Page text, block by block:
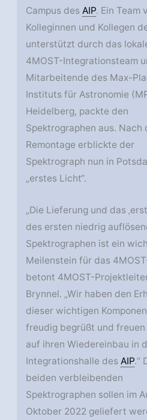
Campus desAIP. Ein Team
Kolleginnen und Kollegen
unterstützt durch das
4MOST-Integrationsteam
Mitarbeitende des Max-
Instituts für Astronomie
Heidelberg, packte den
Spektrographen aus. Nach
Remontage erblickte der
Spektrograph nun in
„erstes Licht“.
„Die Lieferung und das
des ersten niedrig
Spektrographen ist ein
Meilenstein für das
betont 4MOST-
Brynnel. „Wir haben den
dieser wichtigen
freudig begrüßt und freuen
auf ihren Wiedereinbau in
Integrationshalle des AIP.“
beiden verbleibenden
Spektrographen sollen im
Oktober 2022 geliefert